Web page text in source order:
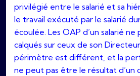
privilégié entre le salarié et sa
le travail exécuté par le salarié
écoulée. Les OAP d’un salarié
calqués sur ceux de son
périmètre est différent, et la
ne peut pas être le résultat d’un